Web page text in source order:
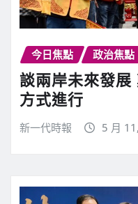
今日焦點 政治焦點
談兩岸未來發展
方式進行
新一代時報 5 月